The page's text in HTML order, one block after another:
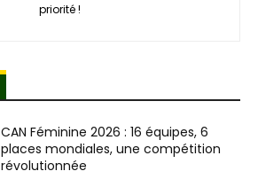
priorité !
CAN Féminine 2026 : 16 équipes, 6
places mondiales, une compétition
révolutionnée